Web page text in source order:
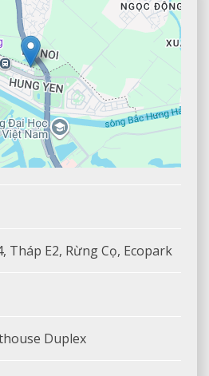
Leaflet | Map data ©Google
Tháp E2, Rừng Cọ, Ecopark
Duplex